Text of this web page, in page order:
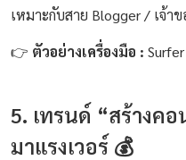
เหมาะกับสาย Blogger / เจ้า
👉 ตัวอย่างเครื่องมือ :
5. เทรนด์ “สร้างค
มาแรงเวอร์ 💰